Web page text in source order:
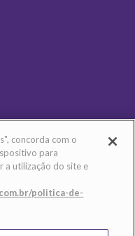
concorda com o
para
a utilização do site e
politica-de-